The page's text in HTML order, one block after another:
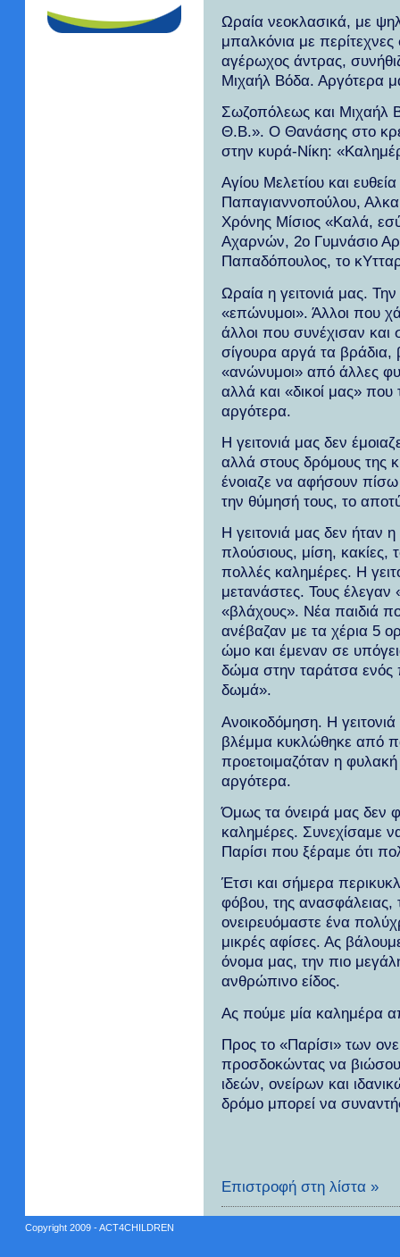
Ωραία νεοκλασικά, με
μπαλκόνια με
αγέρωχος άντρας,
Μιχαήλ Βόδα. Αργότερα
Σωζοπόλεως και Μιχαήλ
Θ.Β.». Ο Θανάσης στο
στην κυρά-Νίκη:
Αγίου Μελετίου και
Παπαγιαννοπούλου,
Χρόνης Μίσιος «Καλά,
Αχαρνών, 2ο Γυμνάσιο
Παπαδόπουλος, το
Ωραία η γειτονιά μας.
«επώνυμοι». Άλλοι που
άλλοι που συνέχισαν και
σίγουρα αργά τα βράδια,
«ανώνυμοι» από άλλες
αλλά και «δικοί μας»
αργότερα.
Η γειτονιά μας δεν
αλλά στους δρόμους της
ένοιαζε να αφήσουν πίσω
την θύμησή τους, το
Η γειτονιά μας δεν ήταν
πλούσιους, μίση, κακίες,
πολλές καλημέρες. Η
μετανάστες. Τους έλεγαν
«βλάχους». Νέα παιδιά
ανέβαζαν με τα χέρια 5
ώμο και έμεναν σε
δώμα στην ταράτσα ενός
δωμά».
Ανοικοδόμηση. Η
βλέμμα κυκλώθηκε από
προετοιμαζόταν η
αργότερα.
Όμως τα όνειρά μας δεν
καλημέρες. Συνεχίσαμε
Παρίσι που ξέραμε ότι
Έτσι και σήμερα
φόβου, της
ονειρευόμαστε ένα
μικρές αφίσες. Ας
όνομα μας, την πιο
ανθρώπινο είδος.
Ας πούμε μία καλημέρα
Προς το «Παρίσι» των
προσδοκώντας να
ιδεών, ονείρων και
δρόμο μπορεί να
Επιστροφή στη λίστα »
Copyright 2009 - ACT4CHILDREN